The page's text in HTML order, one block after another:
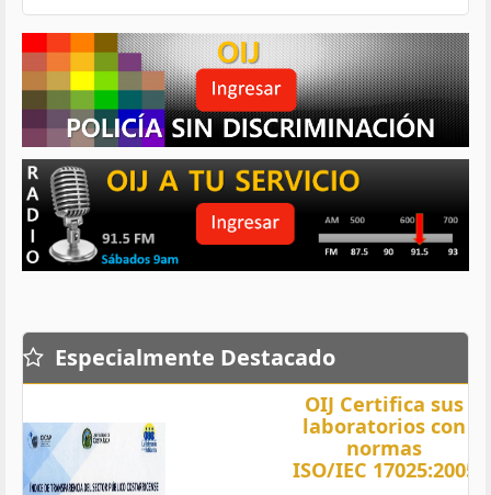
Especialmente Destacado
OIJ Certifica sus
laboratorios con
normas
ISO/IEC 17025:2005